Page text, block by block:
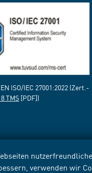
verwenden wir
ISO/IEC 27001:2022 (Zert.-
TMS[PDF])